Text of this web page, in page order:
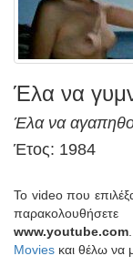
Έλα να
Έλα να
Έτος: 1984
Το video που
www.youtube.com
Movies και θέλω να